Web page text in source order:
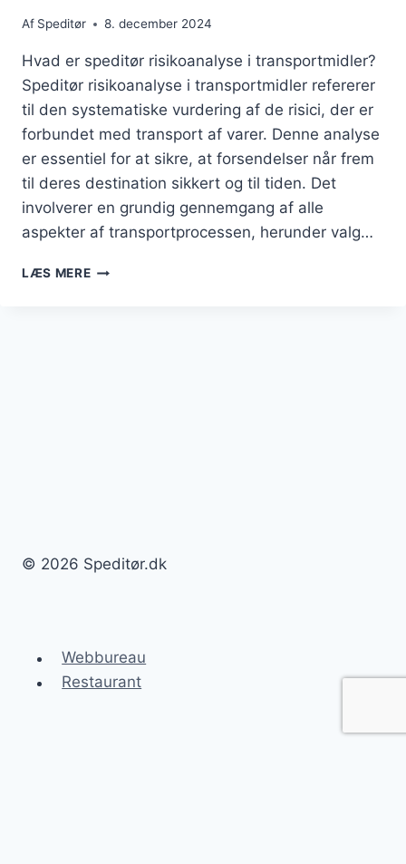
Af Speditør 8. december 2024
Hvad er speditør risikoanalyse i transportmidler?
Speditør risikoanalyse i transportmidler refererer
til den systematiske vurdering af de risici, der er
forbundet med transport af varer. Denne analyse
er essentiel for at sikre, at forsendelser når frem
til deres destination sikkert og til tiden. Det
involverer en grundig gennemgang af alle
aspekter af transportprocessen, herunder valg…
LÆS MERESPEDITØR
© 2026 Speditør.dk
Webbureau
Restaurant